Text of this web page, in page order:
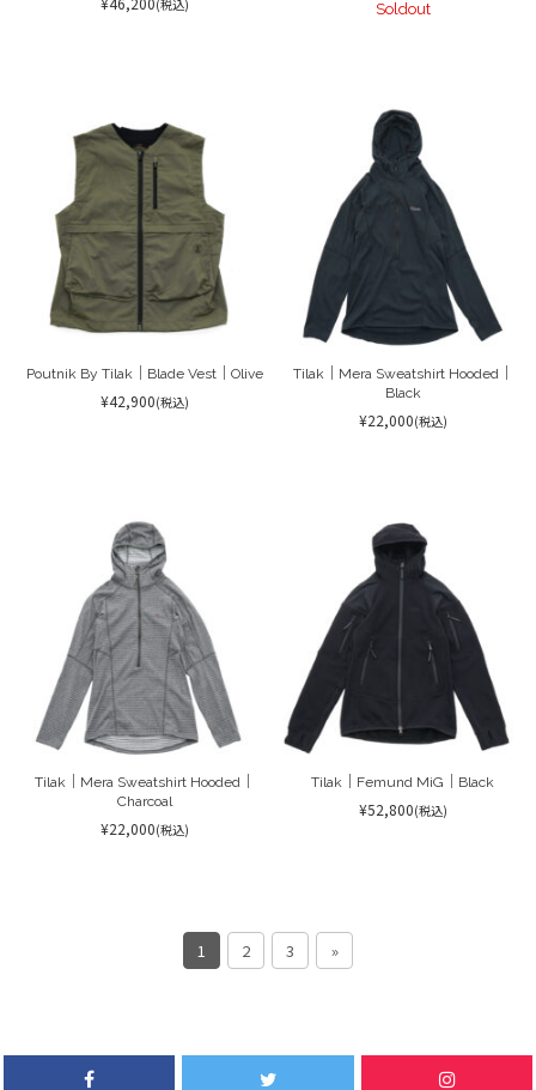
(税込)
Soldout
Poutnik By Tilak｜Blade Vest｜Olive
¥42,900(税込)
Tilak｜Mera Sweatshirt Hooded｜
Black
¥22,000(税込)
Tilak｜Mera Sweatshirt Hooded｜
Charcoal
¥22,000(税込)
Tilak｜Femund MiG｜Black
¥52,800(税込)
1 2 3 »